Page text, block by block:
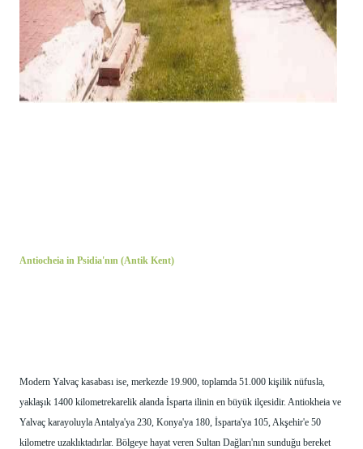
Antiocheia in Psidia'nın (Antik Kent)
Modern Yalvaç kasabası ise, merkezde 19.900, toplamda 51.000 kişilik nüfusla,
yaklaşık 1400 kilometrekarelik alanda İsparta ilinin en büyük ilçesidir. Antiokheia ve
Yalvaç karayoluyla Antalya'ya 230, Konya'ya 180, İsparta'ya 105, Akşehir'e 50
kilometre uzaklıktadırlar. Bölgeye hayat veren Sultan Dağları'nın sunduğu bereket